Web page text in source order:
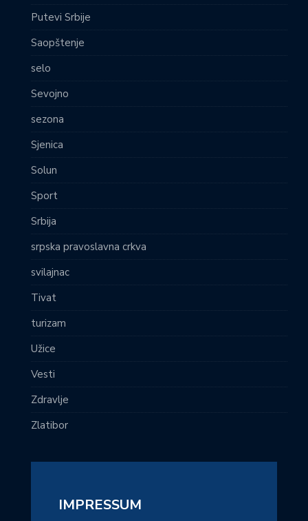
Putevi Srbije
Saopštenje
selo
Sevojno
sezona
Sjenica
Solun
Sport
Srbija
srpska pravoslavna crkva
svilajnac
Tivat
turizam
Užice
Vesti
Zdravlje
Zlatibor
IMPRESSUM